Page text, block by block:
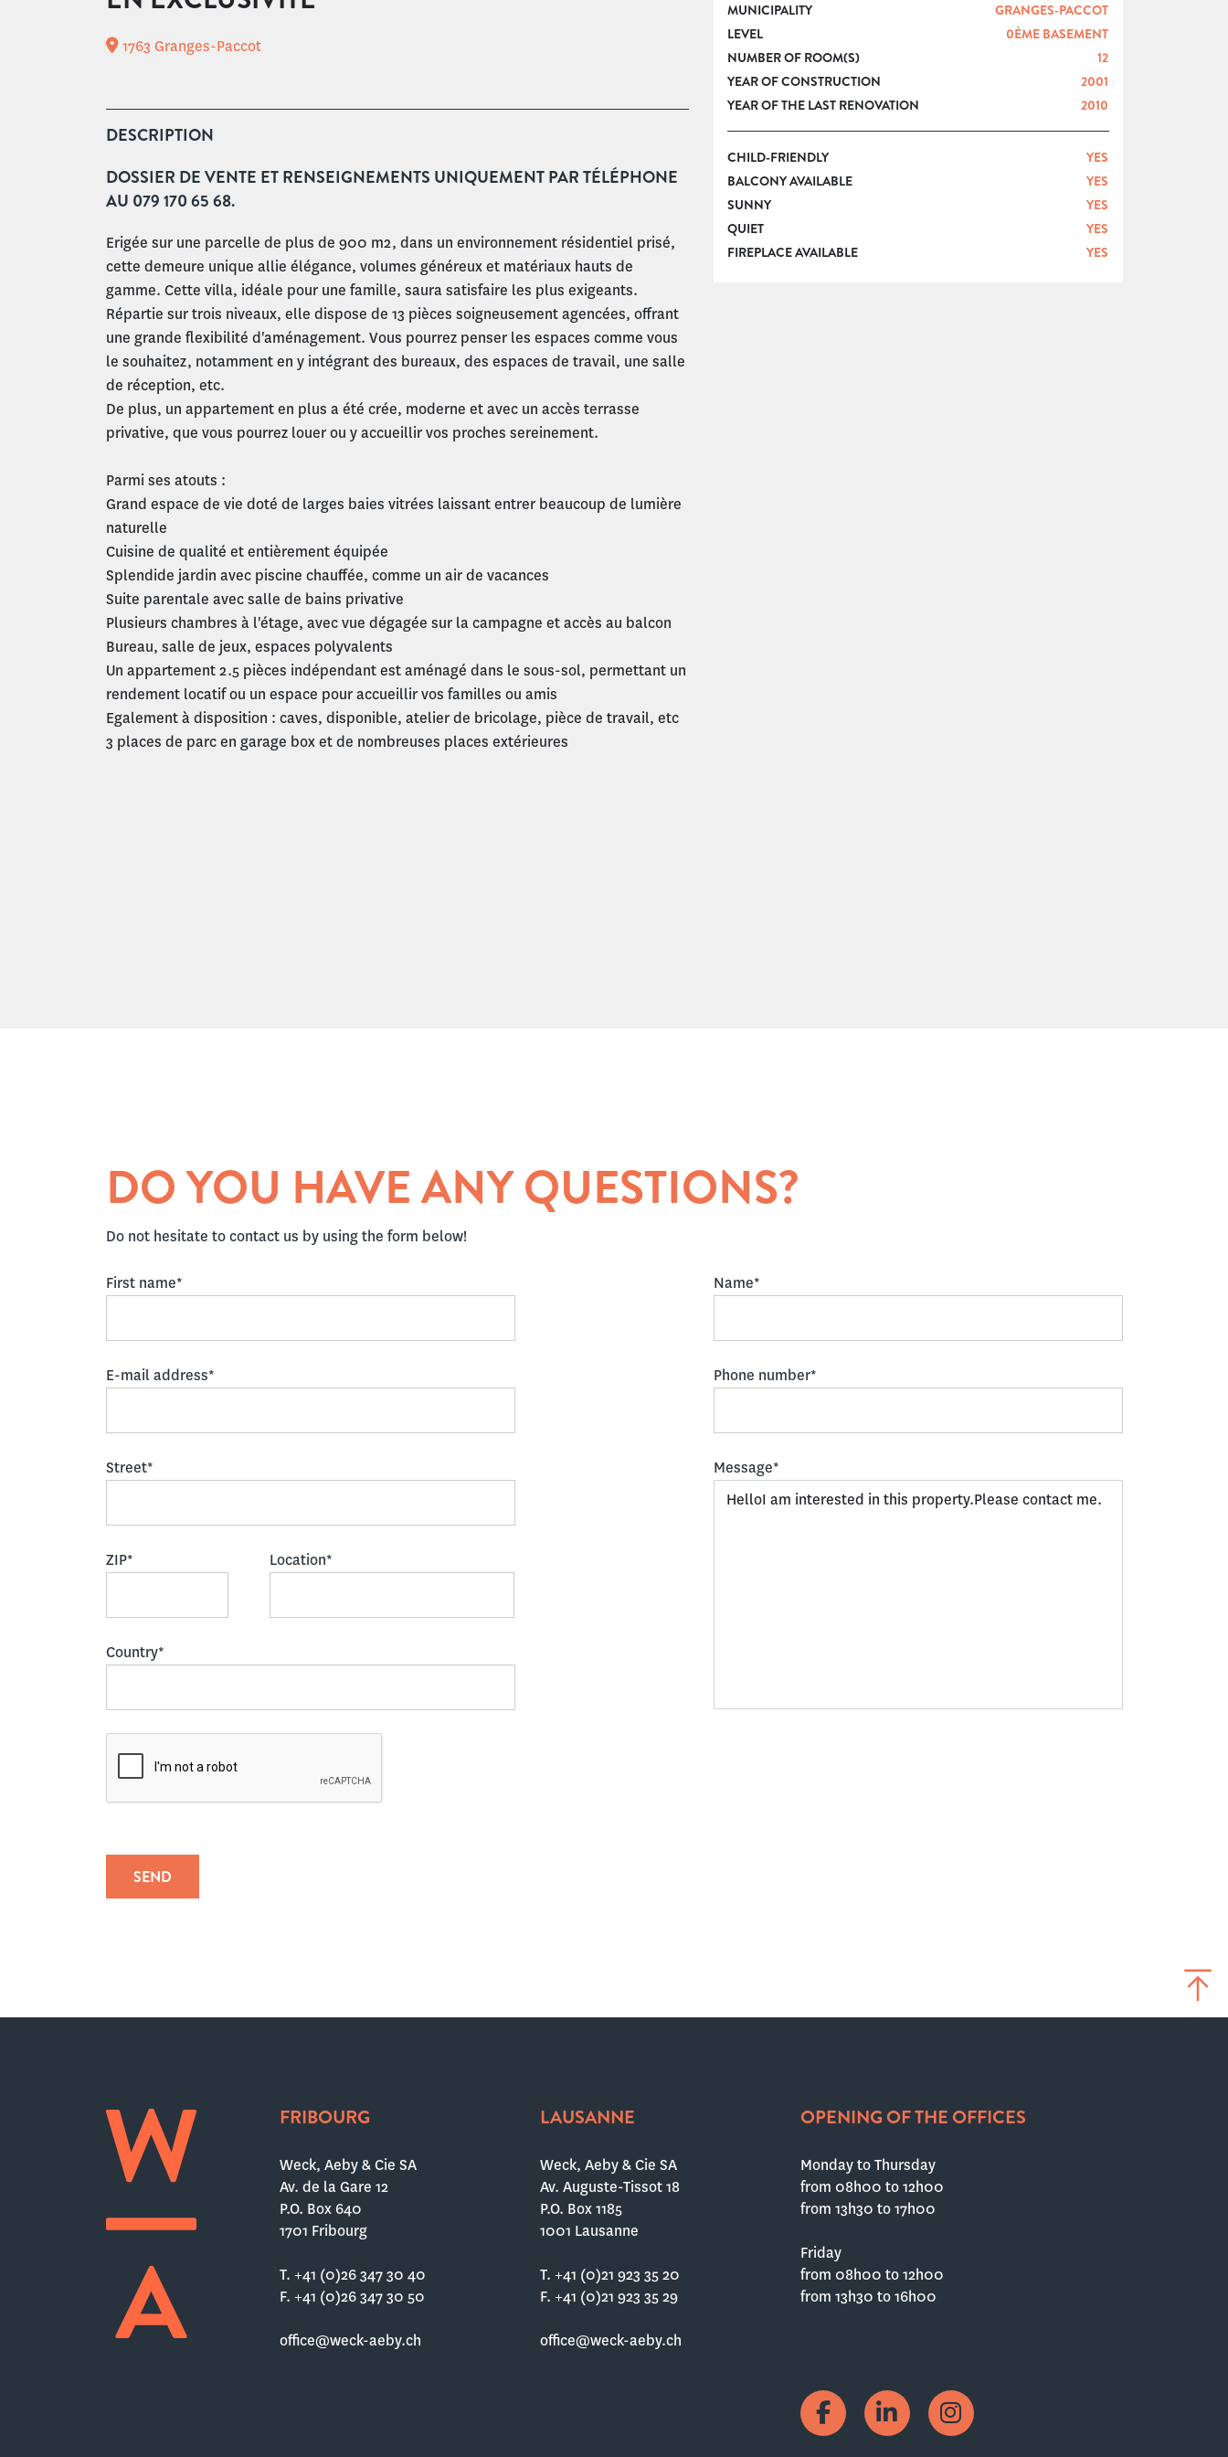
1763 Granges-Paccot
DESCRIPTION
DOSSIER DE VENTE ET RENSEIGNEMENTS UNIQUEMENT PAR TÉLÉPHONE
AU 079 170 65 68.
Erigée sur une parcelle de plus de 900 m2, dans un environnement résidentiel prisé,
cette demeure unique allie élégance, volumes généreux et matériaux hauts de
gamme. Cette villa, idéale pour une famille, saura satisfaire les plus exigeants.
Répartie sur trois niveaux, elle dispose de 13 pièces soigneusement agencées, offrant
une grande flexibilité d'aménagement. Vous pourrez penser les espaces comme vous
le souhaitez, notamment en y intégrant des bureaux, des espaces de travail, une salle
de réception, etc.
De plus, un appartement en plus a été crée, moderne et avec un accès terrasse
privative, que vous pourrez louer ou y accueillir vos proches sereinement.
Parmi ses atouts :
Grand espace de vie doté de larges baies vitrées laissant entrer beaucoup de lumière
naturelle
Cuisine de qualité et entièrement équipée
Splendide jardin avec piscine chauffée, comme un air de vacances
Suite parentale avec salle de bains privative
Plusieurs chambres à l'étage, avec vue dégagée sur la campagne et accès au balcon
Bureau, salle de jeux, espaces polyvalents
Un appartement 2.5 pièces indépendant est aménagé dans le sous-sol, permettant un
rendement locatif ou un espace pour accueillir vos familles ou amis
Egalement à disposition : caves, disponible, atelier de bricolage, pièce de travail, etc
3 places de parc en garage box et de nombreuses places extérieures
MUNICIPALITY
GRANGES-PACCOT
LEVEL
0ÈME BASEMENT
NUMBER OF ROOM(S)
12
YEAR OF CONSTRUCTION
2001
YEAR OF THE LAST RENOVATION
2010
CHILD-FRIENDLY
YES
BALCONY AVAILABLE
YES
SUNNY
YES
QUIET
YES
FIREPLACE AVAILABLE
YES
DO YOU HAVE ANY QUESTIONS?
Do not hesitate to contact us by using the form below!
First name* Name*
E-mail address* Phone number*
Street*
ZIP* Location*
Country*
Message*
FRIBOURG
Weck, Aeby & Cie SA
Av. de la Gare 12
P.O. Box 640
1701 Fribourg
T. +41 (0)26 347 30 40
F. +41 (0)26 347 30 50
office@weck-aeby.ch
LAUSANNE
Weck, Aeby & Cie SA
Av. Auguste-Tissot 18
P.O. Box 1185
1001 Lausanne
T. +41 (0)21 923 35 20
F. +41 (0)21 923 35 29
office@weck-aeby.ch
OPENING OF THE OFFICES
Monday to Thursday
from 08h00 to 12h00
from 13h30 to 17h00
Friday
from 08h00 to 12h00
from 13h30 to 16h00